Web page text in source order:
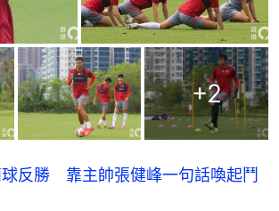
+2
反勝　靠主帥張健峰一句話喚起鬥